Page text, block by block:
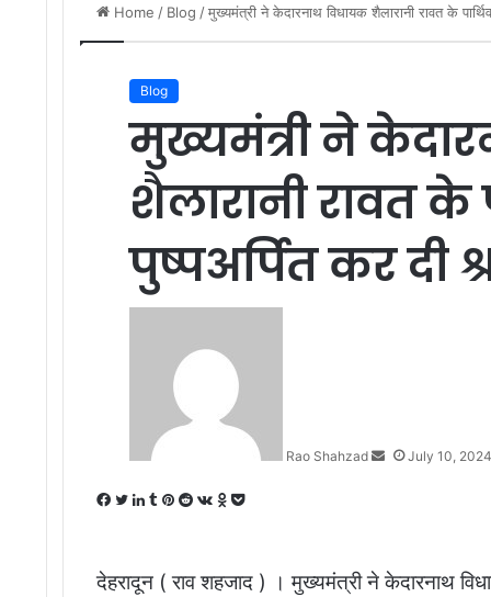
Home / Blog /मुख्यमंत्री ने केदारनाथ विधायक शैलारानी रावत के
Blog
मुख्यमंत्री ने
शैलारानी रावत के
पुष्पअर्पित कर दी
Rao Shahzad July 10, 2024
Facebook
Twitter
LinkedIn
Tumblr
Pinterest
RedditVKontakte
Odnoklassniki
Pocket
देहरादून ( राव शहजाद ) । मुख्यमंत्री ने केदारनाथ